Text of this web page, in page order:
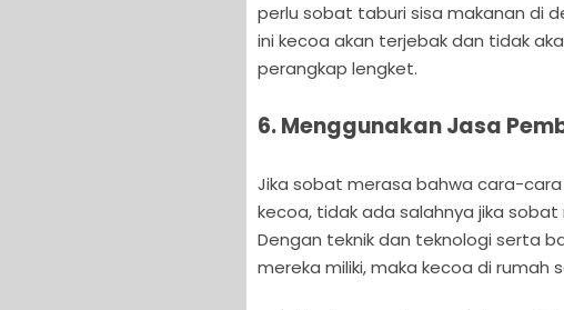
perlu sobat taburi sisa makanan di
ini kecoa akan terjebak dan tidak
perangkap lengket.
6. Menggunakan Jasa
Jika sobat merasa bahwa cara-
kecoa, tidak ada salahnya jika
Dengan teknik dan teknologi serta
mereka miliki, maka kecoa di